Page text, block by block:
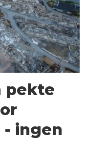
pekte
- ingen